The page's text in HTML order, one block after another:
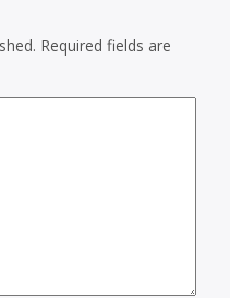
Required fields are